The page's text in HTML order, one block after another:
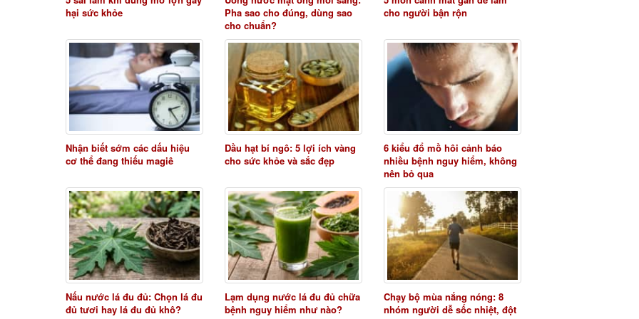
hại sức khỏe
Pha sao cho đúng, dùng sao
cho chuẩn?
cho người bận rộn
Nhận biết sớm các dấu hiệu
cơ thể đang thiếu magiê
Dầu hạt bí ngô: 5 lợi ích vàng
cho sức khỏe và sắc đẹp
6 kiểu đổ mồ hôi cảnh báo
nhiều bệnh nguy hiểm, không
nên bỏ qua
Nấu nước lá đu đủ: Chọn lá đu
đủ tươi hay lá đu đủ khô?
Lạm dụng nước lá đu đủ chữa
bệnh nguy hiểm như nào?
Chạy bộ mùa nắng nóng: 8
nhóm người dễ sốc nhiệt, đột